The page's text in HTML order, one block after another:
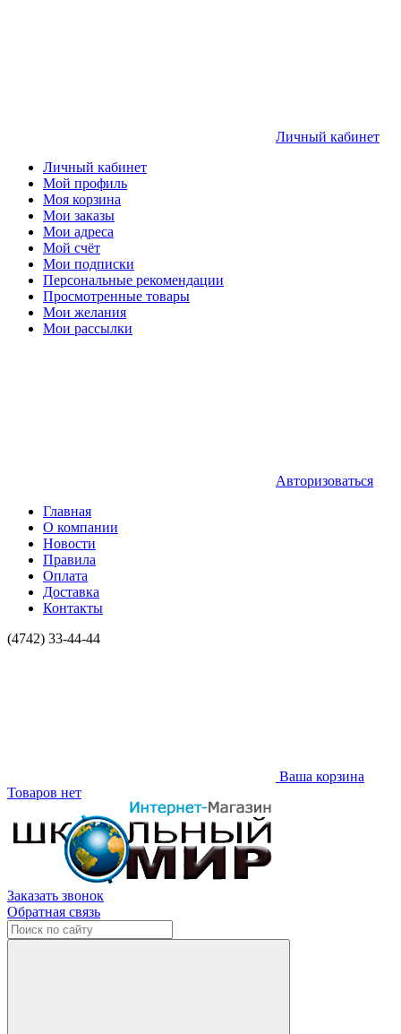
Личный кабинет
Личный кабинет
Мой профиль
Моя корзина
Мои заказы
Мои адреса
Мой счёт
Мои подписки
Персональные рекомендации
Просмотренные товары
Мои желания
Мои рассылки
Авторизоваться
Главная
О компании
Новости
Правила
Оплата
Доставка
Контакты
(4742) 33-44-44
Ваша корзина
Товаров нет
Заказать звонок
Обратная связь